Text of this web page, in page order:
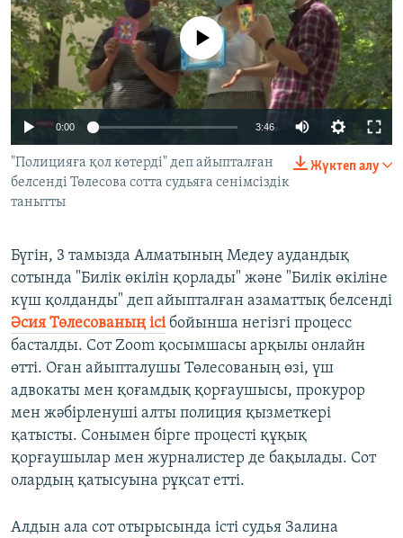
ЖАЗЫЛЫҢЫЗ
Басқа тілдерде
720p 1080p
No media source currently available
0:00 3:46
1080p
Жүктеп алу
"Полицияға қол көтерді" деп айыпталған
белсенді Төлесова сотта судьяға сенімсіздік
танытты
Бүгін, 3 тамызда Алматының Медеу аудандық
сотында "Билік өкілін қорлады" және "Билік өкіліне
күш қолданды" деп айыпталған азаматтық белсенді
Әсия Төлесованыңісібойынша негізгі процесс
басталды. Сот Zoom қосымшасы арқылы онлайн
өтті. Оған айыпталушы Төлесованың өзі, үш
адвокаты мен қоғамдық қорғаушысы, прокурор
мен жәбірленуші алты полиция қызметкері
қатысты. Сонымен бірге процесті құқық
қорғаушылар мен журналистер де бақылады. Сот
олардың қатысуына рұқсат етті.
Алдын ала сот отырысында істі судья Залина